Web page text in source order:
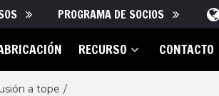
PROGRAMA DE SOCIOS
RECURSO CONTACTO
a tope /